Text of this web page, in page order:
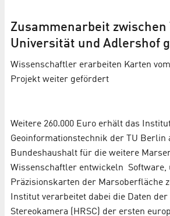
Zusammenarbeit zwischen
Universität und Adlershof
Wissenschaftler erarbeiten Karten
Projekt weiter gefördert
Weitere 260.000 Euro erhält das
Geoinformationstechnik der TU Berlin
Bundeshaushalt für die weitere
Wissenschaftler entwickeln Software,
Präzisionskarten der Marsoberfläche
Institut verarbeitet dabei die Daten
Stereokamera (HRSC) der ersten